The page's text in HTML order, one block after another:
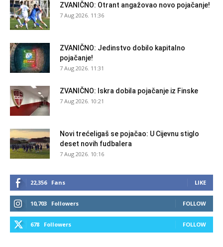
ZVANIČNO: Otrant angažovao novo pojačanje!
7 Aug 2026. 11:36
ZVANIČNO: Jedinstvo dobilo kapitalno
pojačanje!
7 Aug 2026. 11:31
ZVANIČNO: Iskra dobila pojačanje iz Finske
7 Aug 2026. 10:21
Novi trećeligaš se pojačao: U Cijevnu stiglo
deset novih fudbalera
7 Aug 2026. 10:16
22,356 Fans LIKE
10,703 Followers FOLLOW
678 Followers FOLLOW